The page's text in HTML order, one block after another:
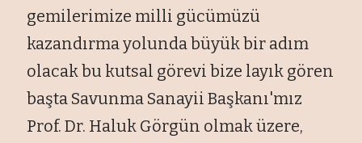
gemilerimize milli gücümüzü
kazandırma yolunda büyük bir adım
olacak bu kutsal görevi bize layık gören
başta Savunma Sanayii Başkanı'mız
Prof. Dr. Haluk Görgün olmak üzere,